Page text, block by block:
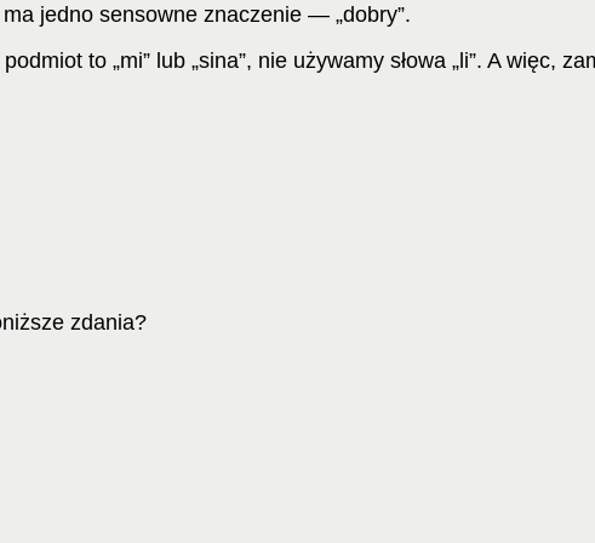
ma jedno sensowne znaczenie — „dobry”.
to „mi” lub „sina”, nie używamy słowa „li”. A więc,
zdania?